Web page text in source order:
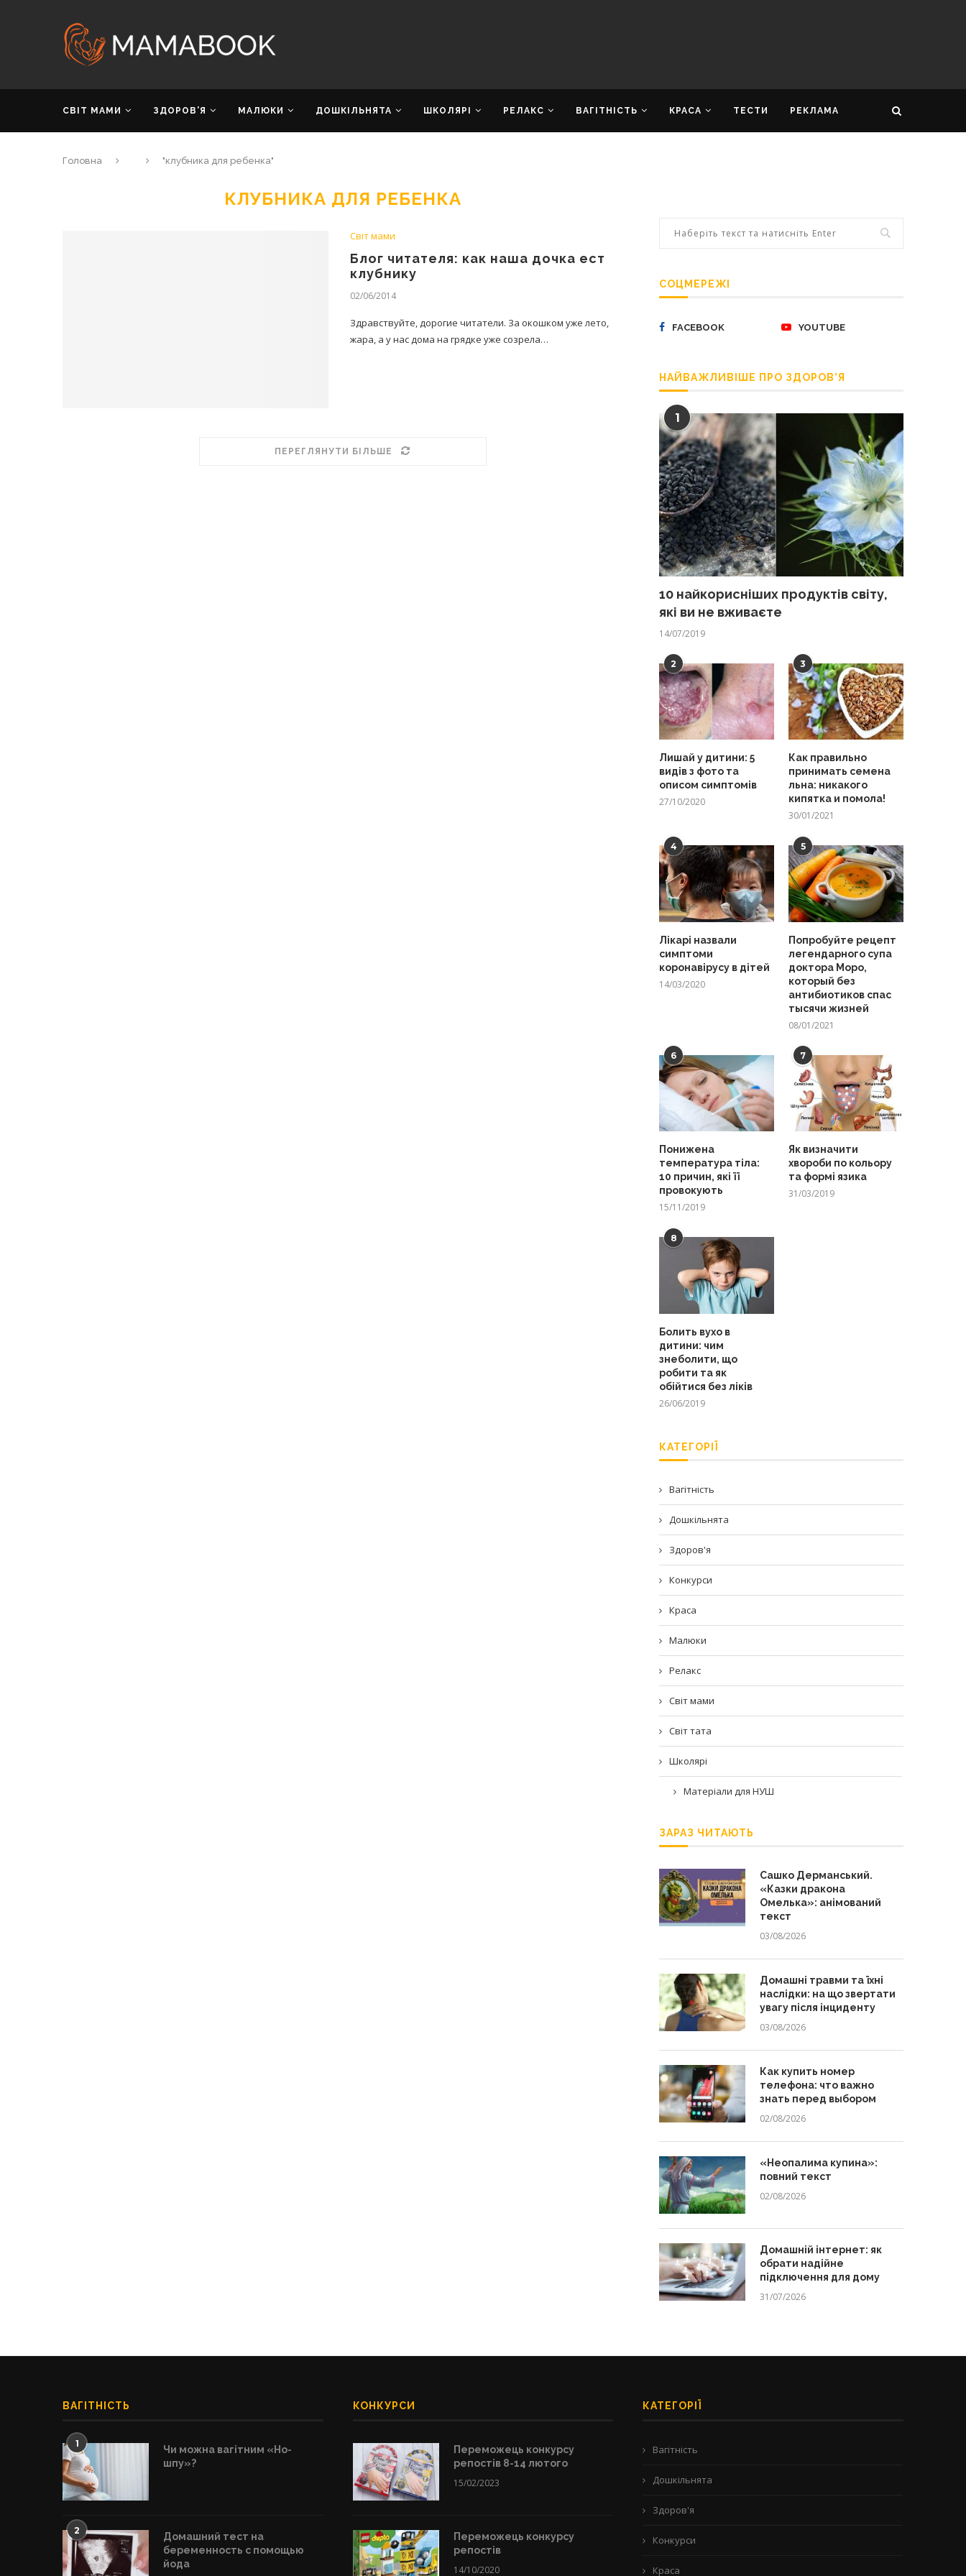
СВІТ МАМИ ЗДОРОВ’Я МАЛЮКИ ДОШКІЛЬНЯТА ШКОЛЯРІ РЕЛАКС ВАГІТНІСТЬ КРАСА ТЕСТИ РЕКЛАМА
Головна "клубника для ребенка"
КЛУБНИКА ДЛЯ РЕБЕНКА
Світ мами
Блог читателя: как наша дочка ест
клубнику
02/06/2014
Здравствуйте, дорогие читатели. За окошком уже лето,
жара, а у нас дома на грядке уже созрела…
ПЕРЕГЛЯНУТИ БІЛЬШЕ
СОЦМЕРЕЖІ
FACEBOOK YOUTUBE
НАЙВАЖЛИВІШЕ ПРО ЗДОРОВ’Я
1
10 найкорисніших продуктів світу,
які ви не вживаєте
14/07/2019
2
Лишай у дитини: 5
видів з фото та
описом симптомів
27/10/2020
3
Как правильно
принимать семена
льна: никакого
кипятка и помола!
30/01/2021
4
Лікарі назвали
симптоми
коронавірусу в дітей
14/03/2020
5
Попробуйте рецепт
легендарного супа
доктора Моро,
который без
антибиотиков спас
тысячи жизней
08/01/2021
6
Понижена
температура тіла:
10 причин, які її
провокують
15/11/2019
7
Як визначити
хвороби по кольору
та формі язика
31/03/2019
8
Болить вухо в
дитини: чим
знеболити, що
робити та як
обійтися без ліків
26/06/2019
КАТЕГОРІЇ
Вагітність
Дошкільнята
Здоров'я
Конкурси
Краса
Малюки
Релакс
Світ мами
Світ тата
Школярі
Матеріали для НУШ
ЗАРАЗ ЧИТАЮТЬ
Сашко Дерманський.
«Казки дракона
Омелька»: анімований
текст
03/08/2026
Домашні травми та їхні
наслідки: на що звертати
увагу після інциденту
03/08/2026
Как купить номер
телефона: что важно
знать перед выбором
02/08/2026
«Неопалима купина»:
повний текст
02/08/2026
Домашній інтернет: як
обрати надійне
підключення для дому
31/07/2026
ВАГІТНІСТЬ
1
Чи можна вагітним «Но-
шпу»?
2
Домашний тест на
беременность с помощью
йода
КОНКУРСИ
Переможець конкурсу
репостів 8-14 лютого
15/02/2023
Переможець конкурсу
репостів
14/10/2020
КАТЕГОРІЇ
Вагітність
Дошкільнята
Здоров'я
Конкурси
Краса